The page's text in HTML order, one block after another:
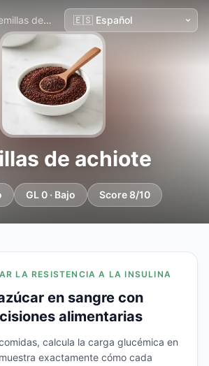
de achiote
de achiote
GL 0 · Bajo Score 8/10
LA RESISTENCIA A LA INSULINA
en sangre con
alimentarias
calcula la carga glucémica en
exactamente cómo cada